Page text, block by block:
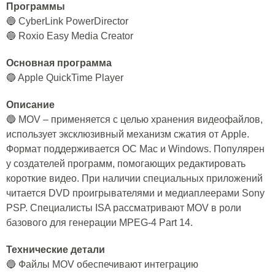
Программы
🔵 CyberLink PowerDirector
🔵 Roxio Easy Media Creator
Основная программа
🔵 Apple QuickTime Player
Описание
🔵 MOV – применяется с целью хранения видеофайлов,
использует эксклюзивный механизм сжатия от Apple.
Формат поддерживается ОС Mac и Windows. Популярен
у создателей программ, помогающих редактировать
короткие видео. При наличии специальных приложений
читается DVD проигрывателями и медиаплеерами Sony
PSP. Специалисты ISA рассматривают MOV в роли
базового для генерации MPEG-4 Part 14.
Технические детали
🔵 Файлы MOV обеспечивают интеграцию